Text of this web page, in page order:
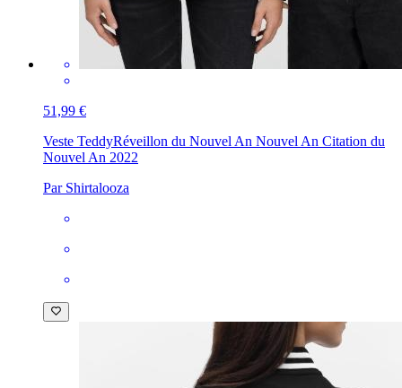
51,99 €
Veste TeddyRéveillon du Nouvel An Nouvel An Citation du
Nouvel An 2022
Par Shirtalooza